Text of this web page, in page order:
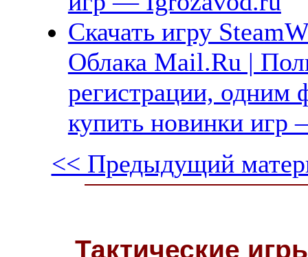
Скачать игру
Облака Mail.Ru |
регистрации, одним
купить новинки
<< Предыдущий
Тактические